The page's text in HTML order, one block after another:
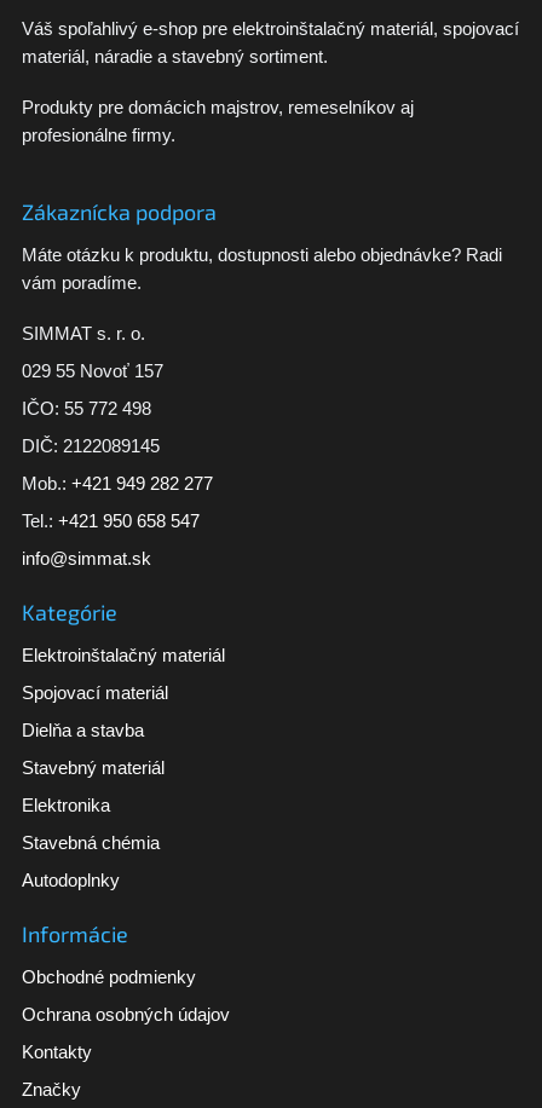
Váš spoľahlivý e-shop pre elektroinštalačný materiál, spojovací
materiál, náradie a stavebný sortiment.
Produkty pre domácich majstrov, remeselníkov aj
profesionálne firmy.
Zákaznícka podpora
Máte otázku k produktu, dostupnosti alebo objednávke? Radi
vám poradíme.
SIMMAT s. r. o.
029 55 Novoť 157
IČO: 55 772 498
DIČ: 2122089145
Mob.: +421 949 282 277
Tel.: +421 950 658 547
info@simmat.sk
Kategórie
Elektroinštalačný materiál
Spojovací materiál
Dielňa a stavba
Stavebný materiál
Elektronika
Stavebná chémia
Autodoplnky
Informácie
Obchodné podmienky
Ochrana osobných údajov
Kontakty
Značky